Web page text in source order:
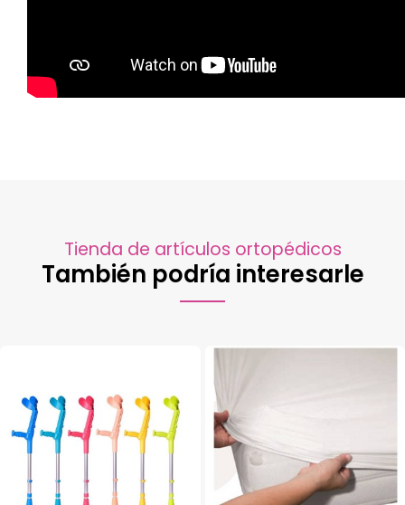
Tienda de artículos ortopédicos
También podría interesarle